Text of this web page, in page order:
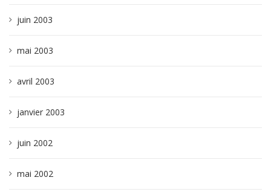
juin 2003
mai 2003
avril 2003
janvier 2003
juin 2002
mai 2002